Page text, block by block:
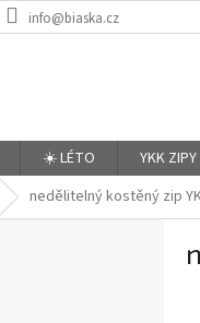
info@biaska.cz
☀️ LÉTO YKK ZIPY
nedělitelný kostěný zip